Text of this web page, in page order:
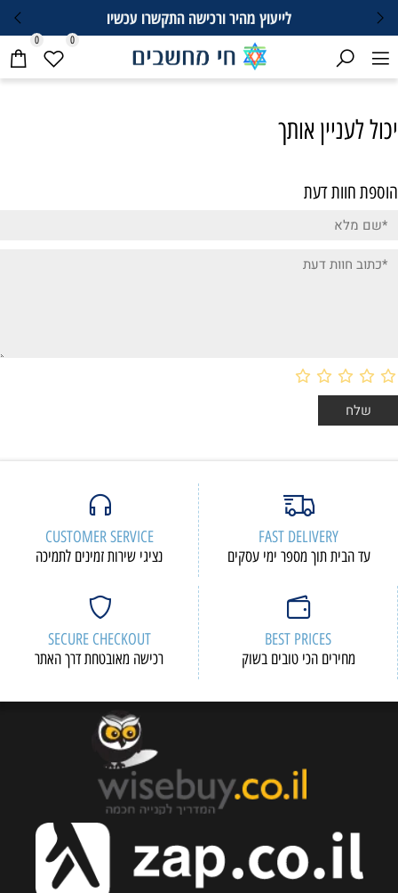
לייעוץ מהיר ורכישה התקשרו עכשיו
0 0
יכול לעניין אותך
הוספת חוות דעת
FAST DELIVERY
עד הבית תוך מספר ימי עסקים
CUSTOMER SERVICE
נציגי שירות זמינים לתמיכה
BEST PRICES
מחירים הכי טובים בשוק
SECURE CHECKOUT
רכישה מאובטחת דרך האתר